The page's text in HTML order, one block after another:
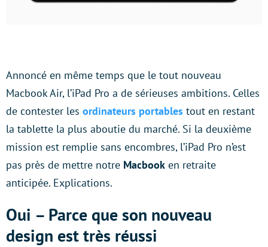
Annoncé en même temps que le tout nouveau
Macbook Air, l’iPad Pro a de sérieuses ambitions. Celles
de contester les ordinateurs portables tout en restant
la tablette la plus aboutie du marché. Si la deuxième
mission est remplie sans encombres, l’iPad Pro n’est
pas près de mettre notre Macbook en retraite
anticipée. Explications.
Oui – Parce que son nouveau
design est très réussi